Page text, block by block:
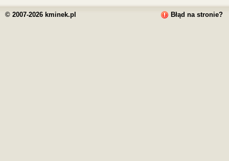
Błąd na stronie?
© 2007-2026 kminek.pl